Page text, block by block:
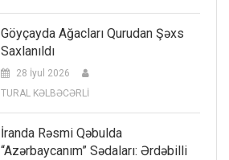
Göyçayda Ağacları Qurudan Şəxs
Saxlanıldı
28 İyul 2026
TURAL KƏLBƏCƏRLİ
İranda Rəsmi Qəbulda
“Azərbaycanım” Sədaları: Ərdəbilli